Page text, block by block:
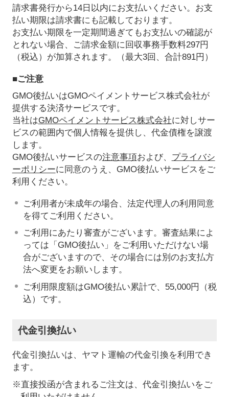
請求書発行から14日以内にお支払いください。お支
払い期限は請求書にも記載しております。
お支払い期限を一定期間過ぎてもお支払いの確認が
とれない場合、ご請求金額に回収事務手数料297円
（税込）が加算されます。（最大3回、合計891円）
■ご注意
GMO後払いはGMOペイメントサービス株式会社が
提供する決済サービスです。
当社はGMOペイメントサービス株式会社に対しサー
ビスの範囲内で個人情報を提供し、代金債権を譲渡
します。
GMO後払いサービスの注意事項および、 プライバシ
ーポリシーに同意のうえ、GMO後払いサービスをご
利用ください。
ご利用者が未成年の場合、法定代理人の利用同意
を得てご利用ください。
ご利用にあたり審査がございます。審査結果によ
っては「GMO後払い」をご利用いただけない場
合がございますので、その場合には別のお支払方
法へ変更をお願いします。
ご利用限度額はGMO後払い累計で、55,000円（税
込）です。
代金引換払い
代金引換払いは、ヤマト運輸の代金引換を利用でき
ます。
※直接投函が含まれるご注文は、代金引換払いをご